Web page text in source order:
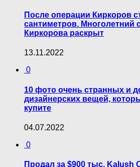
После операции Киркоров
сантиметров. Многолетний
Киркорова раскрыт
13.11.2022
0
10 фото очень странных и
дизайнерских вещей,
купите
04.07.2022
0
Продал за $900 тыс. Kalush